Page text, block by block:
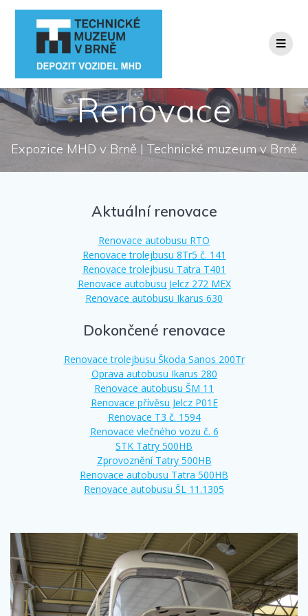
Přeskočit
Renovace
Expozice MHD v Brně | Technické muzeum v Brně
Aktuální renovace
Renovace autobusu RTO
Renovace trolejbusu 8Tr5 č. 141
Renovace trolejbusu Tatra T401
Renovace autobusu Jelcz 272 MEX
Renovace autobusu Ikarus 630
Dokončené renovace
Renovace trolejbusu Škoda Sanos 200Tr
Oprava autobusu Ikarus 280
Renovace autobusu ŠM 11
Renovace přívěsu Jelcz P01E
Renovace T3 č. 1594
Renovace vlečného vozu č. 6
STK Tatry 500HB
Zprovoznění Tatry 500HB
Renovace autobusu Tatra 500HB
Renovace autobusu ŠL 11.1305